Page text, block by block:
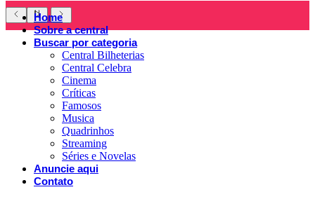
Home
Sobre a central
Buscar por categoria
Central Bilheterias
Central Celebra
Cinema
Críticas
Famosos
Musica
Quadrinhos
Streaming
Séries e Novelas
Anuncie aqui
Contato